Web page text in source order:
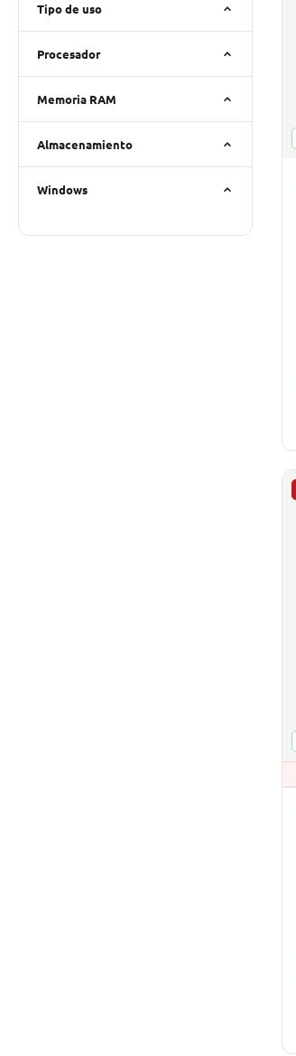
Tipo de uso
Procesador
Memoria RAM
Almacenamiento
Windows